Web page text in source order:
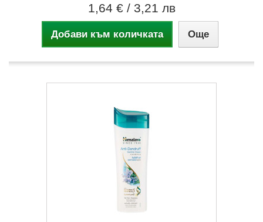
1,64 € / 3,21 лв
Добави към количката Още